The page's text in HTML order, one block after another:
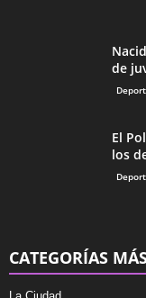
de
El
los
CATEGORÍAS